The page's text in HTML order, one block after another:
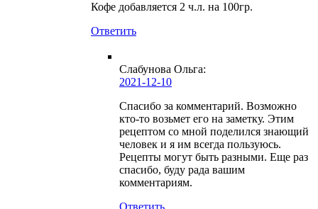
Кофе добавляется 2 ч.л. на 100гр.
Ответить
Слабунова Ольга:
2021-12-10
Спасибо за комментарий. Возможно
кто-то возьмет его на заметку. Этим
рецептом со мной поделился знающий
человек и я им всегда пользуюсь.
Рецепты могут быть разными. Еще раз
спасибо, буду рада вашим
комментариям.